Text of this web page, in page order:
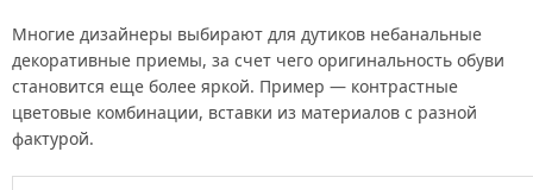
Многие дизайнеры выбирают для дутиков небанальные
декоративные приемы, за счет чего оригинальность обуви
становится еще более яркой. Пример — контрастные
цветовые комбинации, вставки из материалов с разной
фактурой.